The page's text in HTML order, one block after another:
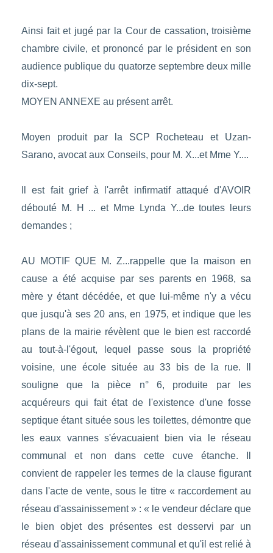
Ainsi fait et jugé par la Cour de cassation, troisième
chambre civile, et prononcé par le président en son
audience publique du quatorze septembre deux mille
dix-sept.
MOYEN ANNEXE au présent arrêt.
Moyen produit par la SCP Rocheteau et Uzan-
Sarano, avocat aux Conseils, pour M. X...et Mme Y....
Il est fait grief à l'arrêt infirmatif attaqué d'AVOIR
débouté M. H ... et Mme Lynda Y...de toutes leurs
demandes ;
AU MOTIF QUE M. Z...rappelle que la maison en
cause a été acquise par ses parents en 1968, sa
mère y étant décédée, et que lui-même n'y a vécu
que jusqu'à ses 20 ans, en 1975, et indique que les
plans de la mairie révèlent que le bien est raccordé
au tout-à-l'égout, lequel passe sous la propriété
voisine, une école située au 33 bis de la rue. Il
souligne que la pièce n° 6, produite par les
acquéreurs qui fait état de l'existence d'une fosse
septique étant située sous les toilettes, démontre que
les eaux vannes s'évacuaient bien via le réseau
communal et non dans cette cuve étanche. Il
convient de rappeler les termes de la clause figurant
dans l'acte de vente, sous le titre « raccordement au
réseau d'assainissement » : « le vendeur déclare que
le bien objet des présentes est desservi par un
réseau d'assainissement communal et qu'il est relié à